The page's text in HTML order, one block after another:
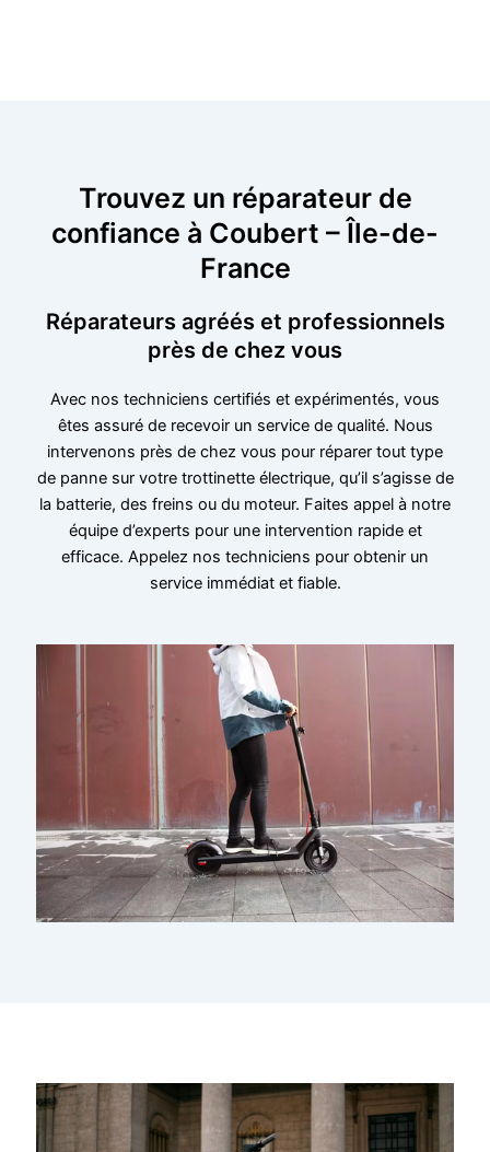
Trouvez un réparateur de
confiance à Coubert – Île-de-
France
Réparateurs agréés et professionnels
près de chez vous
Avec nos techniciens certifiés et expérimentés, vous
êtes assuré de recevoir un service de qualité. Nous
intervenons près de chez vous pour réparer tout type
de panne sur votre trottinette électrique, qu’il s’agisse de
la batterie, des freins ou du moteur. Faites appel à notre
équipe d’experts pour une intervention rapide et
efficace. Appelez nos techniciens pour obtenir un
service immédiat et fiable.